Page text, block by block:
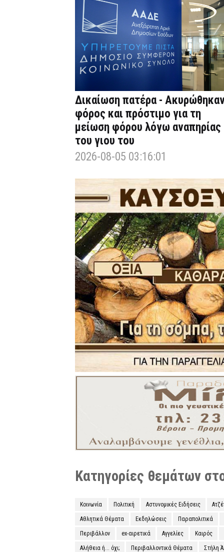
Δικαίωση πατέρα -
φόρος και πρόστιμο για τη
μείωση φόρου λόγω αναπηρίας
του γιου του
2026-08-05 03:16:01
Κατηγορίες θεμάτων
Κοινωνία Πολιτική Αστυνομικές Ειδήσεις
Αθλητικά Θέματα Εκδηλώσεις Παραπολιτικά
Περιβάλλον ex-αιρετικά Αγγελίες Καιρός
Αλήθεια ή... όχι; Περιβαλλοντικά Θέματα Στήλη